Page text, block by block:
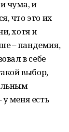
чума, и
что это их
хотя и
– пандемия,
в себе
выбор,
меня есть